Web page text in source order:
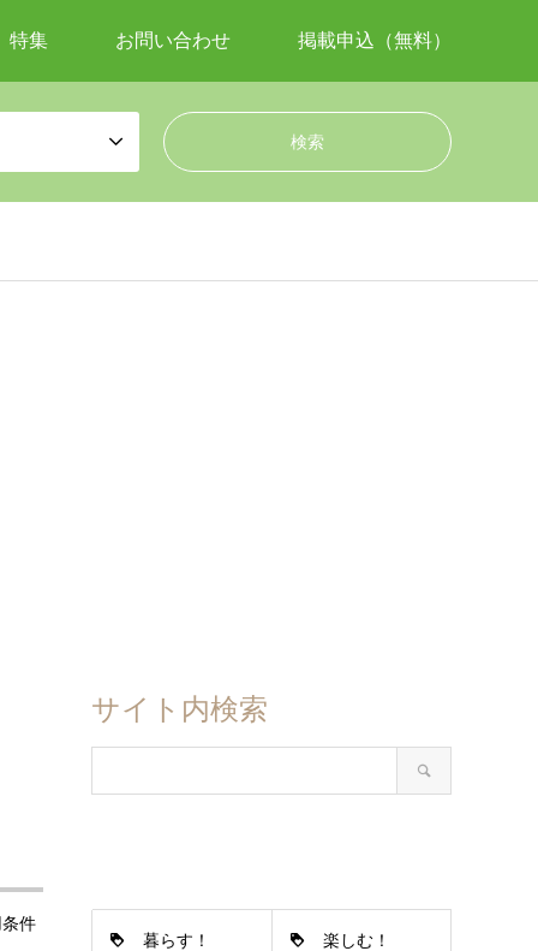
特集 お問い合わせ 掲載申込（無料）
件
サイト内検索
暮らす！ 楽しむ！